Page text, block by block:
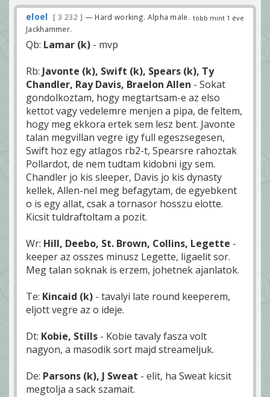
több mint 1 éve
eloel 3 232
— Hard working. Alpha male.
Jackhammer.
Qb: Lamar (k) - mvp
Rb: Javonte (k), Swift (k), Spears (k), Ty
Chandler, Ray Davis, Braelon Allen - Sokat
gondolkoztam, hogy megtartsam-e az elso
kettot vagy vedelemre menjen a pipa, de feltem,
hogy meg ekkora ertek sem lesz bent. Javonte
talan megvillan vegre igy full egeszsegesen,
Swift hoz egy atlagos rb2-t, Spearsre rahoztak
Pollardot, de nem tudtam kidobni igy sem.
Chandler jo kis sleeper, Davis jo kis dynasty
kellek, Allen-nel meg befagytam, de egyebkent
o is egy allat, csak a tornasor hosszu elotte.
Kicsit tuldraftoltam a pozit.
Wr: Hill, Deebo, St. Brown, Collins, Legette -
keeper az osszes minusz Legette, ligaelit sor.
Meg talan soknak is erzem, johetnek ajanlatok.
Te: Kincaid (k) - tavalyi late round keeperem,
eljott vegre az o ideje.
Dt: Kobie, Stills - Kobie tavaly fasza volt
nagyon, a masodik sort majd streameljuk.
De: Parsons (k), J Sweat - elit, ha Sweat kicsit
megtolja a sack szamait.